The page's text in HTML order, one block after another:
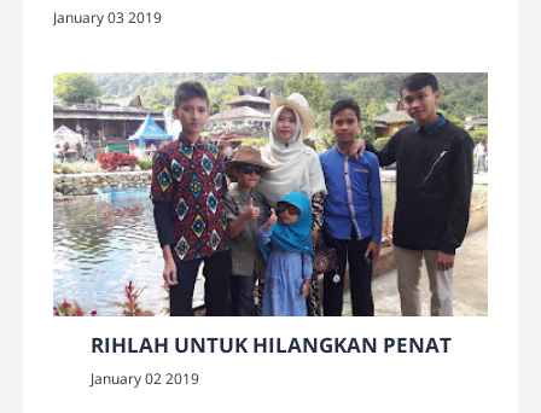
January 03 2019
RIHLAH UNTUK HILANGKAN PENAT
January 02 2019